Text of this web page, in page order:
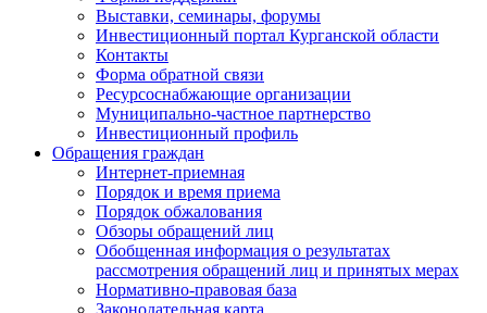
Выставки, семинары, форумы
Инвестиционный портал Курганской области
Контакты
Форма обратной связи
Ресурсоснабжающие организации
Муниципально-частное партнерство
Инвестиционный профиль
Обращения граждан
Интернет-приемная
Порядок и время приема
Порядок обжалования
Обзоры обращений лиц
Обобщенная информация о результатах
рассмотрения обращений лиц и принятых мерах
Нормативно-правовая база
Законодательная карта